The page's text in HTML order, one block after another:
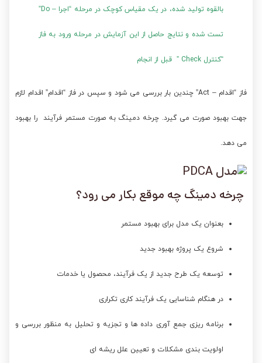
بالقوه تولید شده، در یک مقیاس کوچک در مرحله “اجرا – Do”
تست شده و نتایج حاصل از این آزمایش در مرحله ورود به فاز
“کنترل Check ” قبل از انجام
فاز “اقدام – Act” چندین بار بررسی می شود و سپس در فاز “اقدام” اقدام لازم
جهت بهبود صورت می گیرد. چرخه دمینگ به صورت مستمر فرآیند را بهبود
می دهد.
چرخه دمینگ چه موقع بکار می رود؟
بعنوان یک مدل برای بهبود مستمر
شروع یک پروژه بهبود جدید
توسعه یک طرح جدید از یک فرآیند، محصول یا خدمات
در هنگام شناسایی یک فرآیند کاری تکراری
برنامه ریزی جمع آوری داده ها و تجزیه و تحلیل به منظور بررسی و
اولویت بندی مشکلات و تعیین علل ریشه ای